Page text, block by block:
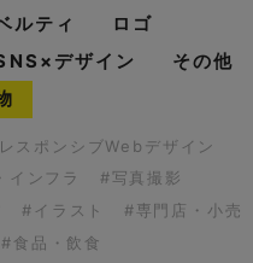
ルティ
ロゴ
デザイン
その他
スポンシブWebデザイン
インフラ
#写真撮影
#イラスト
#専門店・小売
#食品・飲食